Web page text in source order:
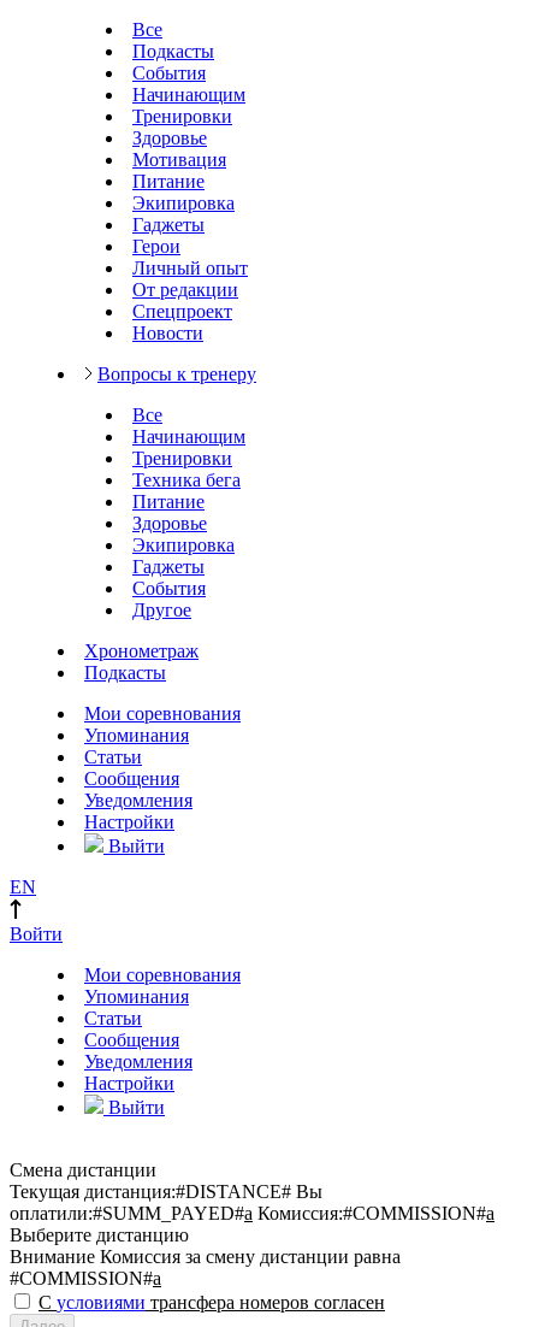
Все
Подкасты
События
Начинающим
Тренировки
Здоровье
Мотивация
Питание
Экипировка
Гаджеты
Герои
Личный опыт
От редакции
Спецпроект
Новости
Вопросы к тренеру
Все
Начинающим
Тренировки
Техника бега
Питание
Здоровье
Экипировка
Гаджеты
События
Другое
Хронометраж
Подкасты
Мои соревнования
Упоминания
Статьи
Сообщения
Уведомления
Настройки
Выйти
EN
Войти
Мои соревнования
Упоминания
Статьи
Сообщения
Уведомления
Настройки
Выйти
Смена дистанции
Текущая дистанция:#DISTANCE# Вы
оплатили:#SUMM_PAYED#a Комиссия:#COMMISSION#a
Выберите дистанцию
Внимание Комиссия за смену дистанции равна
#COMMISSION#a
С условиями трансфера номеров согласен